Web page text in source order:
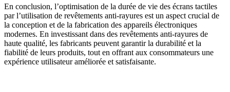
En conclusion, l’optimisation de la durée de vie des écrans tactiles
par l’utilisation de revêtements anti-rayures est un aspect crucial de
la conception et de la fabrication des appareils électroniques
modernes. En investissant dans des revêtements anti-rayures de
haute qualité, les fabricants peuvent garantir la durabilité et la
fiabilité de leurs produits, tout en offrant aux consommateurs une
expérience utilisateur améliorée et satisfaisante.